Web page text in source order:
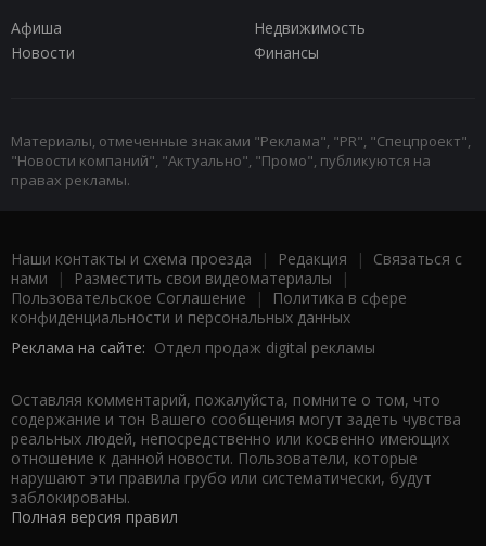
Афиша
Недвижимость
Новости
Финансы
Материалы, отмеченные знаками "Реклама", "PR", "Спецпроект",
"Новости компаний", "Актуально", "Промо", публикуются на
правах рекламы.
Наши контакты и схема проезда | Редакция | Связаться с
нами | Разместить свои видеоматериалы |
Пользовательское Соглашение |
Политика в сфере
конфиденциальности и персональных данных
Реклама на сайте: Отдел продаж digital рекламы
Оставляя комментарий, пожалуйста, помните о том, что
содержание и тон Вашего сообщения могут задеть чувства
реальных людей, непосредственно или косвенно имеющих
отношение к данной новости. Пользователи, которые
нарушают эти правила грубо или систематически, будут
заблокированы.
Полная версия правил